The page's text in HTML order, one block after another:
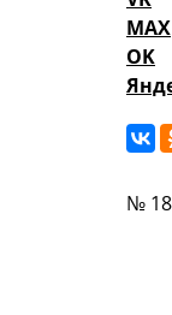
MAX
OK
№